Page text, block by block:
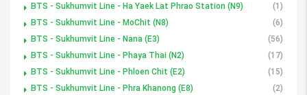
BTS - Sukhumvit Line - Ha Yaek Lat Phrao Station (N9)
(1)
BTS - Sukhumvit Line - MoChit (N8)
(6)
BTS - Sukhumvit Line - Nana (E3)
(56)
BTS - Sukhumvit Line - Phaya Thai (N2)
(17)
BTS - Sukhumvit Line - Phloen Chit (E2)
(15)
BTS - Sukhumvit Line - Phra Khanong (E8)
(2)